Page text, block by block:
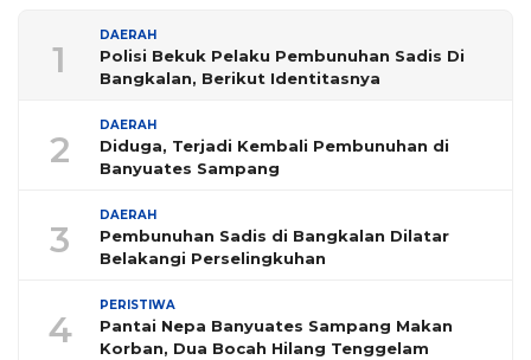
1
DAERAH
Polisi Bekuk Pelaku Pembunuhan Sadis Di
Bangkalan, Berikut Identitasnya
2
DAERAH
Diduga, Terjadi Kembali Pembunuhan di
Banyuates Sampang
3
DAERAH
Pembunuhan Sadis di Bangkalan Dilatar
Belakangi Perselingkuhan
4
PERISTIWA
Pantai Nepa Banyuates Sampang Makan
Korban, Dua Bocah Hilang Tenggelam